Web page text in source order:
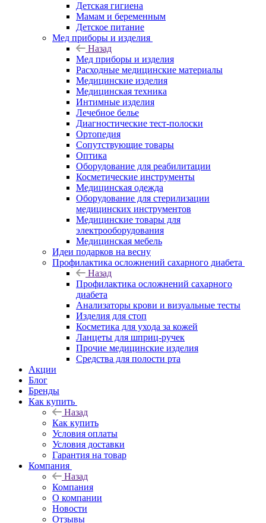
Детская гигиена
Мамам и беременным
Детское питание
Мед приборы и изделия
Назад
Мед приборы и изделия
Расходные медицинские материалы
Медицинские изделия
Медицинская техника
Интимные изделия
Лечебное белье
Диагностические тест-полоски
Ортопедия
Сопутствующие товары
Оптика
Оборудование для реабилитации
Косметические инструменты
Медицинская одежда
Оборудование для стерилизации
медицинских инструментов
Медицинские товары для
электрооборудования
Медицинская мебель
Идеи подарков на весну
Профилактика осложнений сахарного диабета
Назад
Профилактика осложнений сахарного
диабета
Анализаторы крови и визуальные тесты
Изделия для стоп
Косметика для ухода за кожей
Ланцеты для шприц-ручек
Прочие медицинские изделия
Средства для полости рта
Акции
Блог
Бренды
Как купить
Назад
Как купить
Условия оплаты
Условия доставки
Гарантия на товар
Компания
Назад
Компания
О компании
Новости
Отзывы